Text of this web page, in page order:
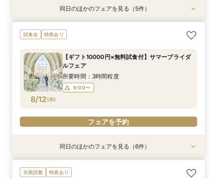
特典あり
8/11(火)
【無料相談】結婚式の悩みや不安を解決・ブライ
ダル相談会
9:00〜
13:00〜
14:00〜
8/11(火)
【Webオンライン相談】ご遠方の方も在宅のまま
で安心！日程の空き状況＆お見積り相談まで♪か
付きフェアへご招待！
所要時間：2時間程度
8/11(火)
最短90分！見積×日程×クイック相談会
15:00〜 15:30〜
特典あり
8/11(火)
【8～30名様◇貸切り】水上ヴィラ見学×家族婚
プラン相談会！結婚式は大好きなご家族と♪そん
名/50万の安心価格で叶える！アットホームＷ♪
所要時間：3時間程度
14:00〜
特典あり
8/11(火)
【ギフト10000円付】サマーブライダルフェア
9:00〜
10:00〜
13:00〜
15:00〜
同日のほかのフェアを見る（5件）
試食会 特典あり
8/12(水)
【ギフト10000円×無料試食付】サマーブライダ
ルフェア
所要時間：3時間程度
9:00〜
フェアを予約
特典あり
【無料相談】結婚式の悩みや不安を解決・ブライ
【Webオンライン相談】ご遠方の方も在宅のまま
最短90分！見積×日程×クイック相談会
特典あり
【8～30名様◇貸切り】水上ヴィラ見学×家族婚
特典あり
【平日限定】最旬ドレス試着&見学もOK◎先取り
【平日限定】フォト婚×会食×挙式のみも◎結婚
同日のほかのフェアを見る（6件）
衣装試着 特典あり